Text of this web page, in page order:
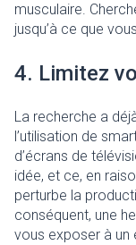
musculaire.
jusqu’à ce que
4. Limitez
La recherche a
l’utilisation de
d’écrans de
idée, et ce, en
perturbe la
conséquent, une
vous exposer à un